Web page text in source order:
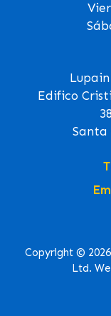
Edifico
Santa
Copyright ©
Ltd.